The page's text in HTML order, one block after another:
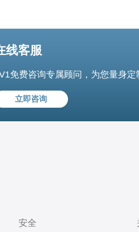
线客服
免费咨询专属顾问，为您量身定
立即咨询
安全